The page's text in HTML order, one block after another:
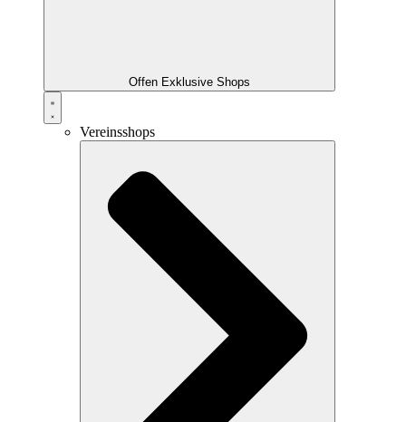
Offen Exklusive Shops
Vereinsshops